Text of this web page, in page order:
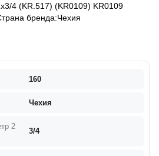
4 (KR.517) (KR0109) KR0109
бренда:Чехия
160
Чехия
2
3/4